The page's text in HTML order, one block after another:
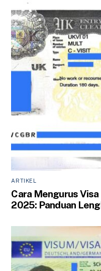
ARTIKEL
Cara Mengurus
2025: Panduan